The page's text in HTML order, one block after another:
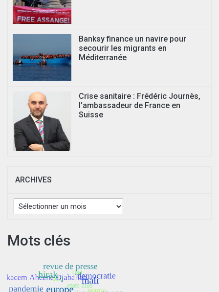
Banksy finance un navire pour
secourir les migrants en
Méditerranée
Crise sanitaire : Frédéric Journès,
l’ambassadeur de France en
Suisse
ARCHIVES
Archives
Mots clés